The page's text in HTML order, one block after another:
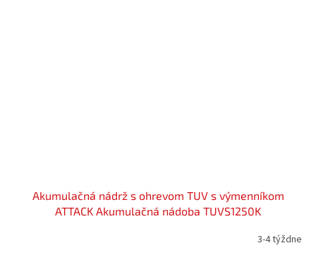
Akumulačná nádrž s ohrevom TUV s výmenníkom
ATTACK Akumulačná nádoba TUVS1250K
3-4 týždne